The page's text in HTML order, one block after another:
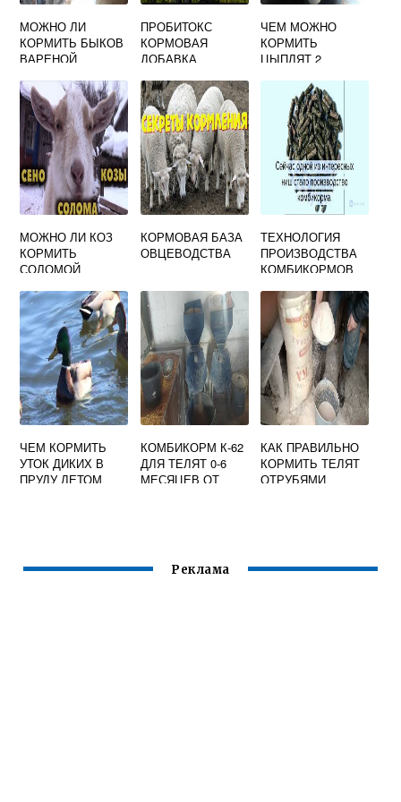
МОЖНО ЛИ
КОРМИТЬ БЫКОВ
ВАРЕНОЙ
ПРОБИТОКС
КОРМОВАЯ
ДОБАВКА
ЧЕМ МОЖНО
КОРМИТЬ
ЦЫПЛЯТ 2
МОЖНО ЛИ КОЗ
КОРМИТЬ
СОЛОМОЙ
КОРМОВАЯ БАЗА
ОВЦЕВОДСТВА
ТЕХНОЛОГИЯ
ПРОИЗВОДСТВА
КОМБИКОРМОВ
ЧЕМ КОРМИТЬ
УТОК ДИКИХ В
ПРУДУ ЛЕТОМ
КОМБИКОРМ К-62
ДЛЯ ТЕЛЯТ 0-6
МЕСЯЦЕВ ОТ
КАК ПРАВИЛЬНО
КОРМИТЬ ТЕЛЯТ
ОТРУБЯМИ
Реклама